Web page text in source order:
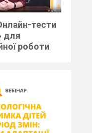
тести
для
роботи